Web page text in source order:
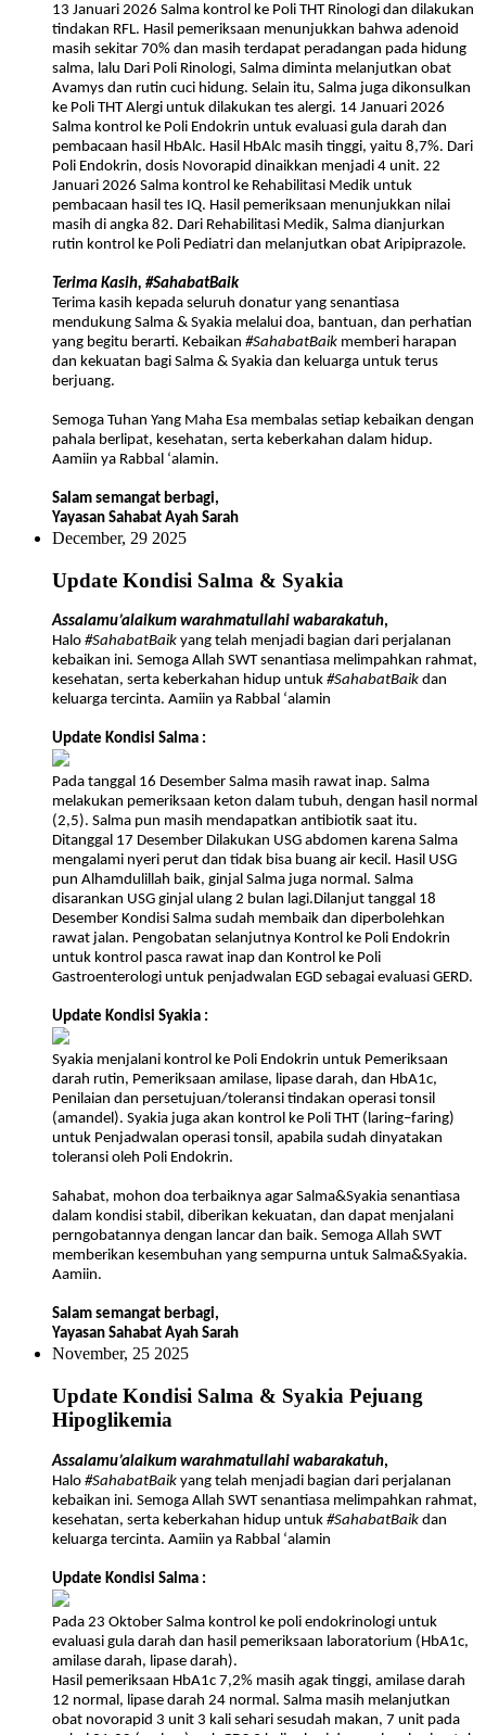
13 Januari 2026 Salma kontrol ke Poli THT Rinologi dan dilakukan
tindakan RFL. Hasil pemeriksaan menunjukkan bahwa adenoid
masih sekitar 70% dan masih terdapat peradangan pada hidung
salma, lalu Dari Poli Rinologi, Salma diminta melanjutkan obat
Avamys dan rutin cuci hidung. Selain itu, Salma juga dikonsulkan
ke Poli THT Alergi untuk dilakukan tes alergi. 14 Januari 2026
Salma kontrol ke Poli Endokrin untuk evaluasi gula darah dan
pembacaan hasil HbAlc. Hasil HbAlc masih tinggi, yaitu 8,7%. Dari
Poli Endokrin, dosis Novorapid dinaikkan menjadi 4 unit. 22
Januari 2026 Salma kontrol ke Rehabilitasi Medik untuk
pembacaan hasil tes IQ. Hasil pemeriksaan menunjukkan nilai
masih di angka 82. Dari Rehabilitasi Medik, Salma dianjurkan
rutin kontrol ke Poli Pediatri dan melanjutkan obat Aripiprazole.
Terima Kasih, #SahabatBaik
Terima kasih kepada seluruh donatur yang senantiasa
mendukung Salma & Syakia melalui doa, bantuan, dan perhatian
yang begitu berarti. Kebaikan #SahabatBaik memberi harapan
dan kekuatan bagi Salma & Syakia dan keluarga untuk terus
berjuang.
Semoga Tuhan Yang Maha Esa membalas setiap kebaikan dengan
pahala berlipat, kesehatan, serta keberkahan dalam hidup.
Aamiin ya Rabbal ‘alamin.
Salam semangat berbagi,
Yayasan Sahabat Ayah Sarah
December, 29 2025
Update Kondisi Salma & Syakia
Assalamu’alaikum warahmatullahi wabarakatuh,
Halo #SahabatBaik yang telah menjadi bagian dari perjalanan
kebaikan ini. Semoga Allah SWT senantiasa melimpahkan rahmat,
kesehatan, serta keberkahan hidup untuk #SahabatBaik dan
keluarga tercinta. Aamiin ya Rabbal ‘alamin
Update Kondisi Salma :
Pada tanggal 16 Desember Salma masih rawat inap. Salma
melakukan pemeriksaan keton dalam tubuh, dengan hasil normal
(2,5). Salma pun masih mendapatkan antibiotik saat itu.
Ditanggal 17 Desember Dilakukan USG abdomen karena Salma
mengalami nyeri perut dan tidak bisa buang air kecil. Hasil USG
pun Alhamdulillah baik, ginjal Salma juga normal. Salma
disarankan USG ginjal ulang 2 bulan lagi.Dilanjut tanggal 18
Desember Kondisi Salma sudah membaik dan diperbolehkan
rawat jalan. Pengobatan selanjutnya Kontrol ke Poli Endokrin
untuk kontrol pasca rawat inap dan Kontrol ke Poli
Gastroenterologi untuk penjadwalan EGD sebagai evaluasi GERD.
Update Kondisi Syakia :
Syakia menjalani kontrol ke Poli Endokrin untuk Pemeriksaan
darah rutin, Pemeriksaan amilase, lipase darah, dan HbA1c,
Penilaian dan persetujuan/toleransi tindakan operasi tonsil
(amandel). Syakia juga akan kontrol ke Poli THT (laring–faring)
untuk Penjadwalan operasi tonsil, apabila sudah dinyatakan
toleransi oleh Poli Endokrin.
Sahabat, mohon doa terbaiknya agar Salma&Syakia senantiasa
dalam kondisi stabil, diberikan kekuatan, dan dapat menjalani
perngobatannya dengan lancar dan baik. Semoga Allah SWT
memberikan kesembuhan yang sempurna untuk Salma&Syakia.
Aamiin.
Salam semangat berbagi,
Yayasan Sahabat Ayah Sarah
November, 25 2025
Update Kondisi Salma & Syakia Pejuang
Hipoglikemia
Assalamu’alaikum warahmatullahi wabarakatuh,
Halo #SahabatBaik yang telah menjadi bagian dari perjalanan
kebaikan ini. Semoga Allah SWT senantiasa melimpahkan rahmat,
kesehatan, serta keberkahan hidup untuk #SahabatBaik dan
keluarga tercinta. Aamiin ya Rabbal ‘alamin
Update Kondisi Salma :
Pada 23 Oktober Salma kontrol ke poli endokrinologi untuk
evaluasi gula darah dan hasil pemeriksaan laboratorium (HbA1c,
amilase darah, lipase darah).
Hasil pemeriksaan HbA1c 7,2% masih agak tinggi, amilase darah
12 normal, lipase darah 24 normal. Salma masih melanjutkan
obat novorapid 3 unit 3 kali sehari sesudah makan, 7 unit pada